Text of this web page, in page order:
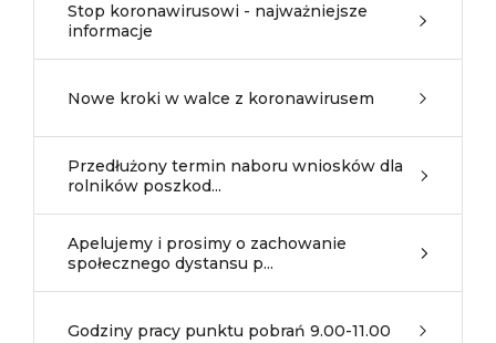
Stop koronawirusowi - najważniejsze
informacje
Nowe kroki w walce z koronawirusem
Przedłużony termin naboru wniosków dla
rolników poszkod...
Apelujemy i prosimy o zachowanie
społecznego dystansu p...
Godziny pracy punktu pobrań 9.00-11.00